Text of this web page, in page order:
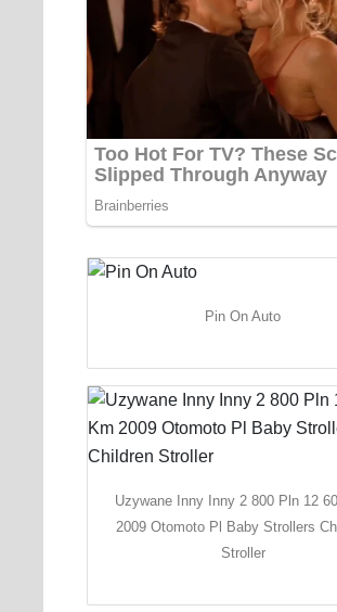
Pin On Auto
Uzywane Inny Inny 2 800 Pln 12
2009 Otomoto Pl Baby Strollers
Stroller